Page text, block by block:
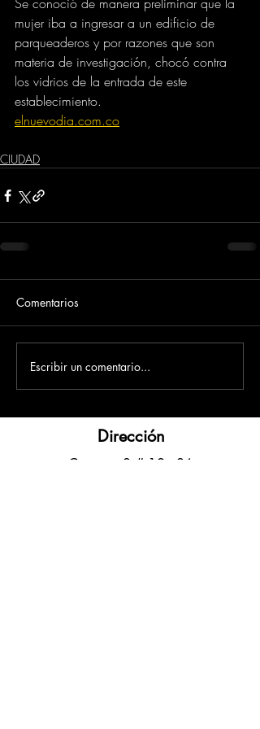
mujer iba a ingresar a un edificio de
parqueaderos y por razones que son
materia de investigación, chocó contra
los vidrios de la entrada de este
establecimiento.
elnuevodia.com.co
CIUDAD
Comentarios
Escribir un comentario...
Dirección
​Carrera 3 # 12 - 36